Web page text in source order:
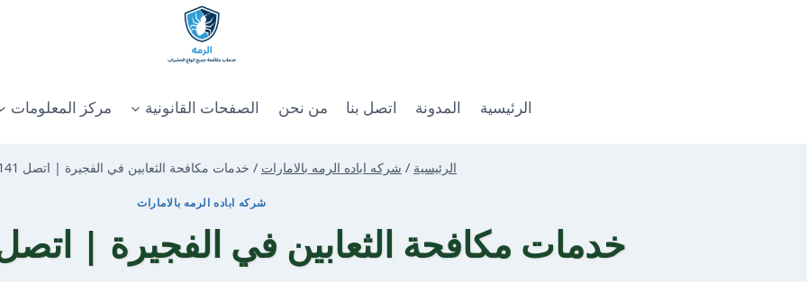
الرئيسية
المدونة اتصل بنا من نحن الصفحات القانونية مركز المعلومات
الرئيسية / شركه اباده الرمه بالامارات / خدمات مكافحة الثعابين في الفجيرة | اتصل 0501175141
شركه اباده الرمه بالامارات
خدمات مكافحة الثعابين في الفجيرة | اتصل